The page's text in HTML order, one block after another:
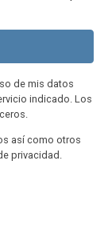
de mis datos
indicado. Los
así como otros
privacidad.